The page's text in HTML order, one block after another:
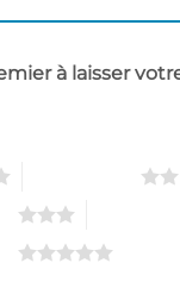
à laisser